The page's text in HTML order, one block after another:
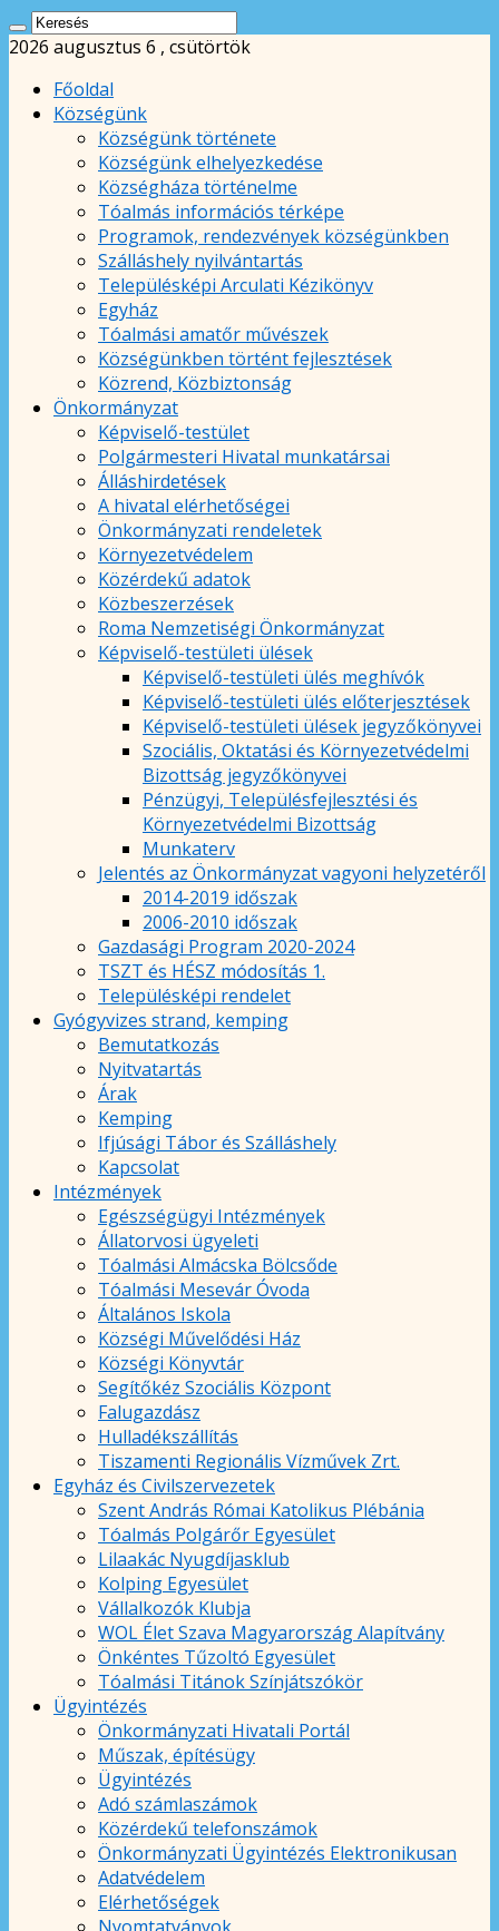
2026 augusztus 6 , csütörtök
Főoldal
Községünk
Községünk története
Községünk elhelyezkedése
Községháza történelme
Tóalmás információs térképe
Programok, rendezvények községünkben
Szálláshely nyilvántartás
Településképi Arculati Kézikönyv
Egyház
Tóalmási amatőr művészek
Községünkben történt fejlesztések
Közrend, Közbiztonság
Önkormányzat
Képviselő-testület
Polgármesteri Hivatal munkatársai
Álláshirdetések
A hivatal elérhetőségei
Önkormányzati rendeletek
Környezetvédelem
Közérdekű adatok
Közbeszerzések
Roma Nemzetiségi Önkormányzat
Képviselő-testületi ülések
Képviselő-testületi ülés meghívók
Képviselő-testületi ülés előterjesztések
Képviselő-testületi ülések jegyzőkönyvei
Szociális, Oktatási és Környezetvédelmi
Bizottság jegyzőkönyvei
Pénzügyi, Településfejlesztési és
Környezetvédelmi Bizottság
Munkaterv
Jelentés az Önkormányzat vagyoni helyzetéről
2014-2019 időszak
2006-2010 időszak
Gazdasági Program 2020-2024
TSZT és HÉSZ módosítás 1.
Településképi rendelet
Gyógyvizes strand, kemping
Bemutatkozás
Nyitvatartás
Árak
Kemping
Ifjúsági Tábor és Szálláshely
Kapcsolat
Intézmények
Egészségügyi Intézmények
Állatorvosi ügyeleti
Tóalmási Almácska Bölcsőde
Tóalmási Mesevár Óvoda
Általános Iskola
Községi Művelődési Ház
Községi Könyvtár
Segítőkéz Szociális Központ
Falugazdász
Hulladékszállítás
Tiszamenti Regionális Vízművek Zrt.
Egyház és Civilszervezetek
Szent András Római Katolikus Plébánia
Tóalmás Polgárőr Egyesület
Lilaakác Nyugdíjasklub
Kolping Egyesület
Vállalkozók Klubja
WOL Élet Szava Magyarország Alapítvány
Önkéntes Tűzoltó Egyesület
Tóalmási Titánok Színjátszókör
Ügyintézés
Önkormányzati Hivatali Portál
Műszak, építésügy
Ügyintézés
Adó számlaszámok
Közérdekű telefonszámok
Önkormányzati Ügyintézés Elektronikusan
Adatvédelem
Elérhetőségek